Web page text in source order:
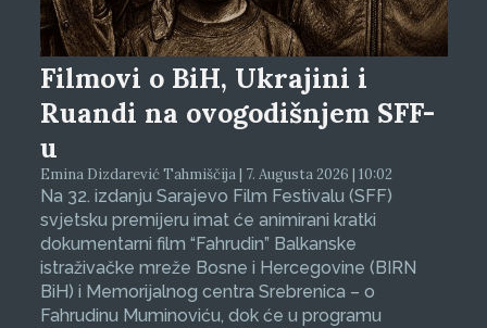
Filmovi o BiH, Ukrajini i
Ruandi na ovogodišnjem SFF-
u
Emina Dizdarević Tahmiščija | 7. Augusta 2026 | 10:02
Na 32. izdanju Sarajevo Film Festivalu (SFF)
svjetsku premijeru imat će animirani kratki
dokumentarni film “Fahrudin” Balkanske
istraživačke mreže Bosne i Hercegovine (BIRN
BiH) i Memorijalnog centra Srebrenica – o
Fahrudinu Muminoviću, dok će u programu